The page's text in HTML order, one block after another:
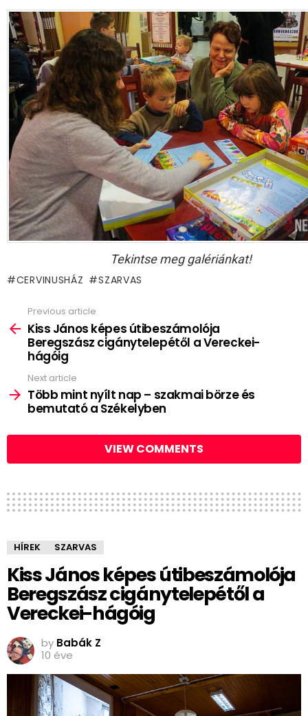
Tekintse meg galériánkat!
CERVINUSHÁZ SZARVAS
more
Previous article
Kiss János képes útibeszámolója
Beregszász cigánytelepétől a Vereckei-
hágóig
Next article
Több mint nyílt nap – szakmai börze és
bemutató a Székelyben
VIEW COMMENTS
HÍREK SZARVAS
Kiss János képes útibeszámolója
Beregszász cigánytelepétől a
Vereckei-hágóig
by Babák Z
10 éve